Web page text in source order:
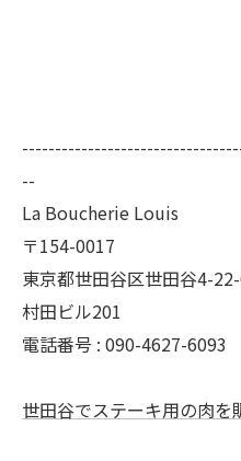
--
La Boucherie Louis
〒154-0017
東京都世田谷区世田谷4-
村田ビル201
電話番号 : 090-4627-6093
世田谷でステーキ用の肉を